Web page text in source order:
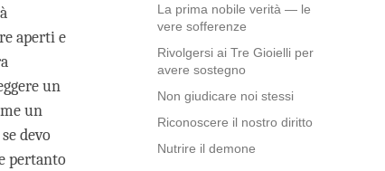
La prima nobile verità — le
vere sofferenze
Rivolgersi ai Tre Gioielli per
avere sostegno
Non giudicare noi stessi
Riconoscere il nostro diritto
Nutrire il demone
aperti e
un
un
devo
pertanto